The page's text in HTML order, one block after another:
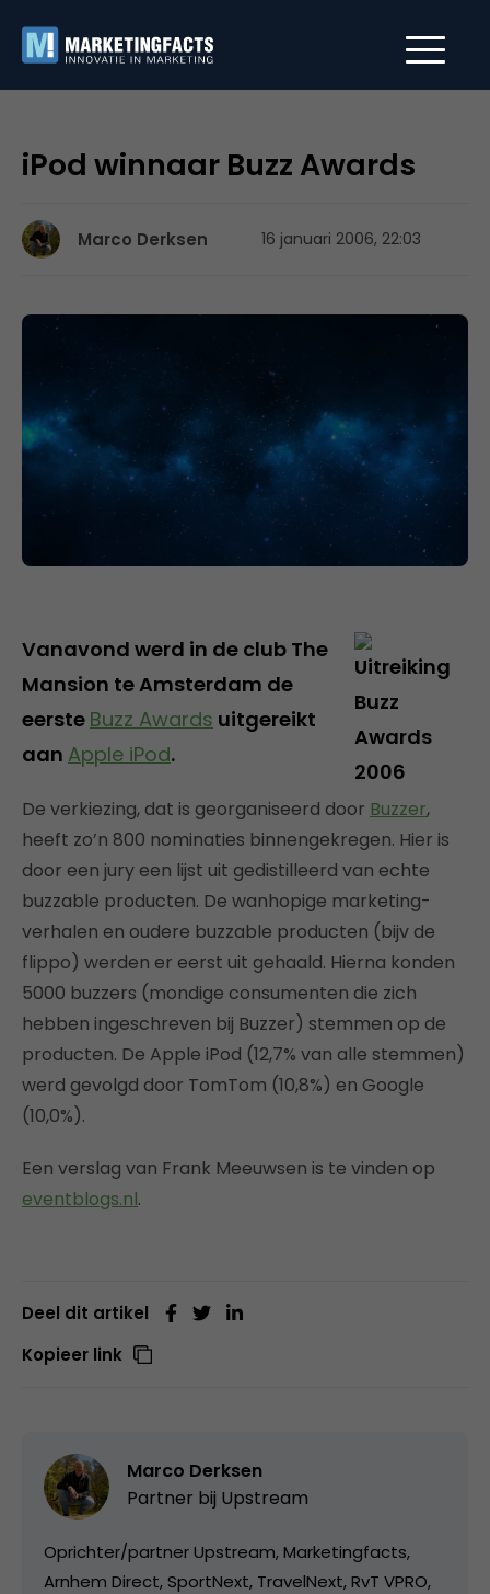
iPod winnaar Buzz Awards
Marco Derksen 16 januari 2006, 22:03
Vanavond werd in de club The
Mansion te Amsterdam de
eerste Buzz Awards uitgereikt
aan Apple iPod.
De verkiezing, dat is georganiseerd door Buzzer,
heeft zo’n 800 nominaties binnengekregen. Hier is
door een jury een lijst uit gedistilleerd van echte
buzzable producten. De wanhopige marketing-
verhalen en oudere buzzable producten (bijv de
flippo) werden er eerst uit gehaald. Hierna konden
5000 buzzers (mondige consumenten die zich
hebben ingeschreven bij Buzzer) stemmen op de
producten. De Apple iPod (12,7% van alle stemmen)
werd gevolgd door TomTom (10,8%) en Google
(10,0%).
Een verslag van Frank Meeuwsen is te vinden op
eventblogs.nl.
Deel dit artikel
Kopieer link
Marco Derksen
Partner bij Upstream
Oprichter/partner Upstream, Marketingfacts,
Arnhem Direct, SportNext, TravelNext, RvT VPRO,